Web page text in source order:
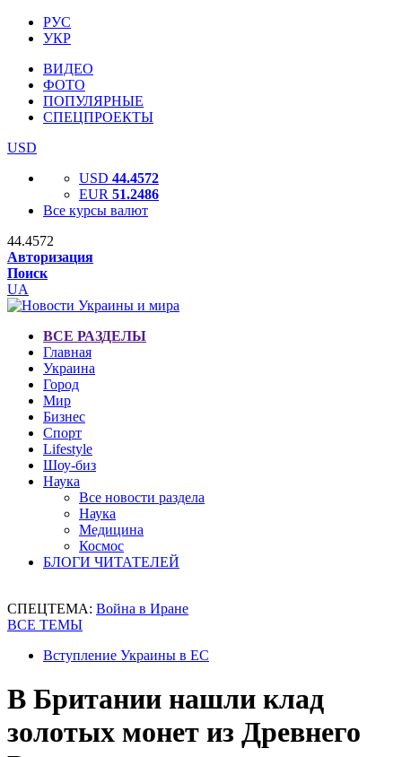
РУС
УКР
ВИДЕО
ФОТО
ПОПУЛЯРНЫЕ
СПЕЦПРОЕКТЫ
USD
USD 44.4572
EUR 51.2486
Все курсы валют
44.4572
Авторизация
Поиск
UA
ВСЕ РАЗДЕЛЫ
Главная
Украина
Город
Мир
Бизнес
Спорт
Lifestyle
Шоу-биз
Наука
Все новости раздела
Наука
Медицина
Космос
БЛОГИ ЧИТАТЕЛЕЙ
СПЕЦТЕМА: Война в Иране
ВСЕ ТЕМЫ
Вступление Украины в ЕС
В Британии нашли клад
золотых монет из Древнего